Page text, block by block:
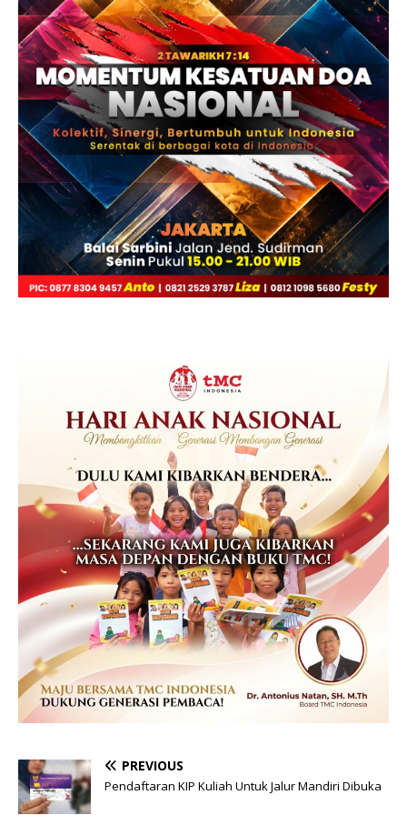
PREVIOUS
Pendaftaran KIP Kuliah Untuk Jalur Mandiri Dibuka